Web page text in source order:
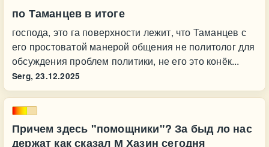
по Таманцев в итоге
господа, это га поверхности лежит, что Таманцев с
его простоватой манерой общения не политолог для
обсуждения проблем политики, не его это конёк...
Serg, 23.12.2025
Причем здесь "помощники"? За быд ло нас
держат как сказал М Хазин сегодня